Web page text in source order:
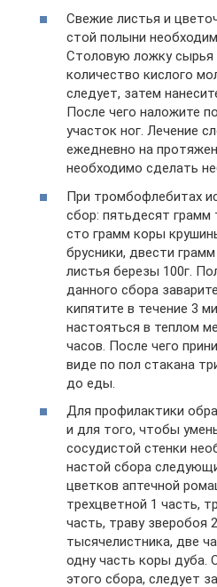
Свежие листья и
стой полыни
Столовую ложку сырья
количество кислого
следует, затем
После чего наложите
участок ног. Лечение
ежедневно на
необходимо сделать
При тромбофлебитах
сбор: пятьдесят грамм
сто грамм коры
брусники, двести
листья березы 100г.
данного сбора
кипятите в течение 3
настояться в теплом
часов. После чего
виде по пол стакана
до еды.
Для профилактики
и для того, чтобы
сосудистой стенки
настой сбора
цветков аптечной
трехцветной 1 часть,
часть, траву зверобоя
тысячелистника, две
одну часть коры дуба.
этого сбора, следует